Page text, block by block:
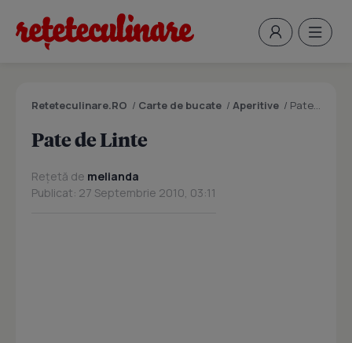
Reteteculinare.RO / Carte de bucate / Aperitive / Pate de Linte
Pate de Linte
Rețetă de melianda
Publicat: 27 Septembrie 2010, 03:11